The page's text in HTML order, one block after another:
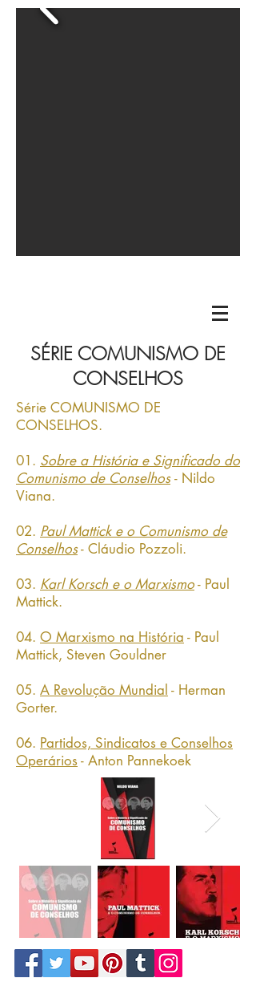
SÉRIE COMUNISMO DE
CONSELHOS
Série COMUNISMO DE
CONSELHOS.
01. Sobre a História e Significado do
Comunismo de Conselhos - Nildo
Viana.
02. Paul Mattick e o Comunismo de
Conselhos- Cláudio Pozzoli.
03. Karl Korsch e o Marxismo- Paul
Mattick.
04. O Marxismo na História - Paul
Mattick, Steven Gouldner
05. A Revolução Mundial - Herman
Gorter.
06. Partidos, Sindicatos e Conselhos
Operários- Anton Pannekoek